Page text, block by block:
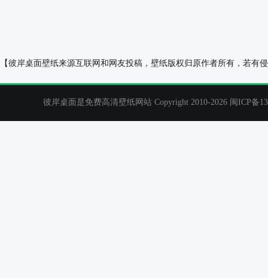
【彼岸桌面壁纸来源互联网和网友投稿，壁纸版权归原作者所有，若
彼岸桌面是免费高清壁纸网站 Copyright 2010-2026 闽ICP备